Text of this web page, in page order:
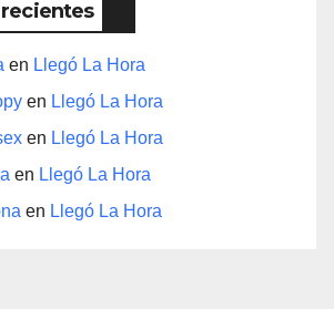
en Llegó La Hora
en Llegó La Hora
en Llegó La Hora
en Llegó La Hora
en Llegó La Hora